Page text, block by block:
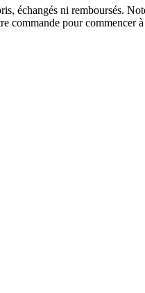
échangés ni remboursés.
commande pour commencer